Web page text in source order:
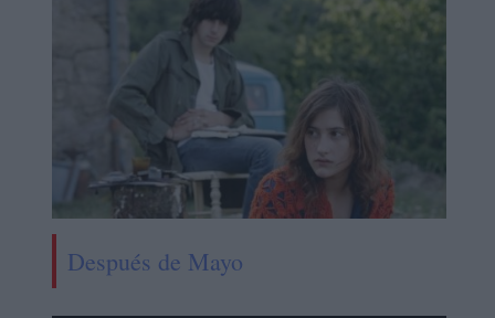
Después de Mayo